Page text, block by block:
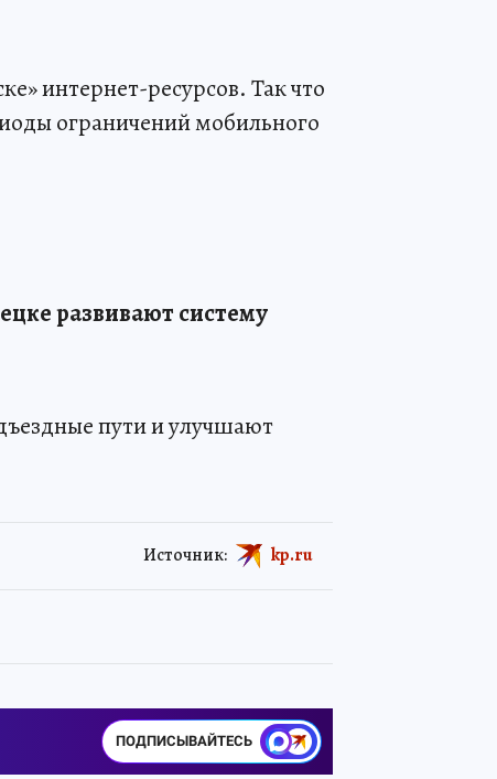
интернет-ресурсов. Так что
ограничений мобильного
развивают систему
пути и улучшают
Источник: kp.ru
ПОДПИСЫВАЙТЕСЬ